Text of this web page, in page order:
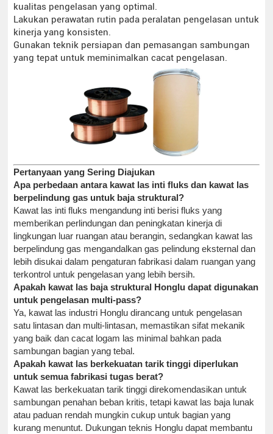
kualitas pengelasan yang optimal.
Lakukan perawatan rutin pada peralatan pengelasan untuk
kinerja yang konsisten.
Gunakan teknik persiapan dan pemasangan sambungan
yang tepat untuk meminimalkan cacat pengelasan.
Pertanyaan yang Sering Diajukan
Apa perbedaan antara kawat las inti fluks dan kawat las
berpelindung gas untuk baja struktural?
Kawat las inti fluks mengandung inti berisi fluks yang
memberikan perlindungan dan peningkatan kinerja di
lingkungan luar ruangan atau berangin, sedangkan kawat las
berpelindung gas mengandalkan gas pelindung eksternal dan
lebih disukai dalam pengaturan fabrikasi dalam ruangan yang
terkontrol untuk pengelasan yang lebih bersih.
Apakah kawat las baja struktural Honglu dapat digunakan
untuk pengelasan multi-pass?
Ya, kawat las industri Honglu dirancang untuk pengelasan
satu lintasan dan multi-lintasan, memastikan sifat mekanik
yang baik dan cacat logam las minimal bahkan pada
sambungan bagian yang tebal.
Apakah kawat las berkekuatan tarik tinggi diperlukan
untuk semua fabrikasi tugas berat?
Kawat las berkekuatan tarik tinggi direkomendasikan untuk
sambungan penahan beban kritis, tetapi kawat las baja lunak
atau paduan rendah mungkin cukup untuk bagian yang
kurang menuntut. Dukungan teknis Honglu dapat membantu